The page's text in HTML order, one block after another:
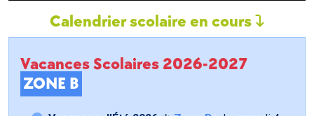
Calendrier scolaire en cours
Vacances Scolaires 2026-2027
ZONE B